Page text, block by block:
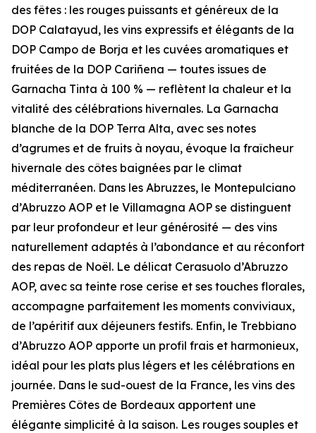
des fêtes : les rouges puissants et généreux de la
DOP Calatayud, les vins expressifs et élégants de la
DOP Campo de Borja et les cuvées aromatiques et
fruitées de la DOP Cariñena — toutes issues de
Garnacha Tinta à 100 % — reflètent la chaleur et la
vitalité des célébrations hivernales. La Garnacha
blanche de la DOP Terra Alta, avec ses notes
d’agrumes et de fruits à noyau, évoque la fraîcheur
hivernale des côtes baignées par le climat
méditerranéen. Dans les Abruzzes, le Montepulciano
d’Abruzzo AOP et le Villamagna AOP se distinguent
par leur profondeur et leur générosité — des vins
naturellement adaptés à l’abondance et au réconfort
des repas de Noël. Le délicat Cerasuolo d’Abruzzo
AOP, avec sa teinte rose cerise et ses touches florales,
accompagne parfaitement les moments conviviaux,
de l’apéritif aux déjeuners festifs. Enfin, le Trebbiano
d’Abruzzo AOP apporte un profil frais et harmonieux,
idéal pour les plats plus légers et les célébrations en
journée. Dans le sud-ouest de la France, les vins des
Premières Côtes de Bordeaux apportent une
élégante simplicité à la saison. Les rouges souples et